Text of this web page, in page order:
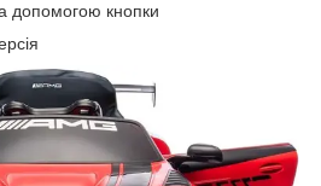
допомогою кнопки